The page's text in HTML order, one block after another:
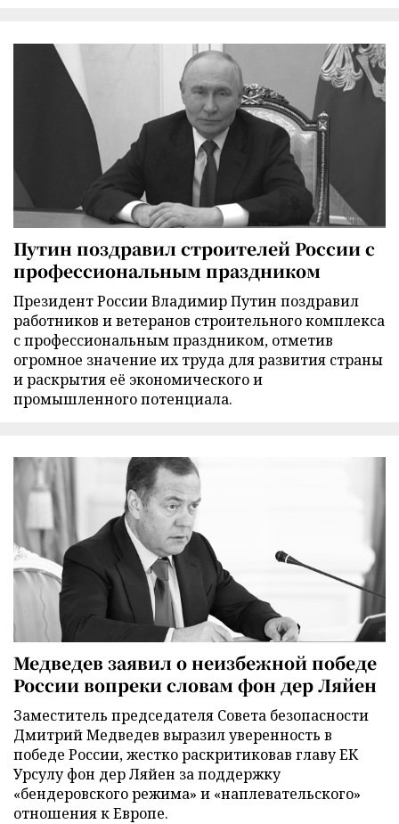
Путин поздравил строителей России с
профессиональным праздником
Президент России Владимир Путин поздравил
работников и ветеранов строительного комплекса
с профессиональным праздником, отметив
огромное значение их труда для развития страны
и раскрытия её экономического и
промышленного потенциала.
Медведев заявил о неизбежной победе
России вопреки словам фон дер Ляйен
Заместитель председателя Совета безопасности
Дмитрий Медведев выразил уверенность в
победе России, жестко раскритиковав главу ЕК
Урсулу фон дер Ляйен за поддержку
«бендеровского режима» и «наплевательского»
отношения к Европе.